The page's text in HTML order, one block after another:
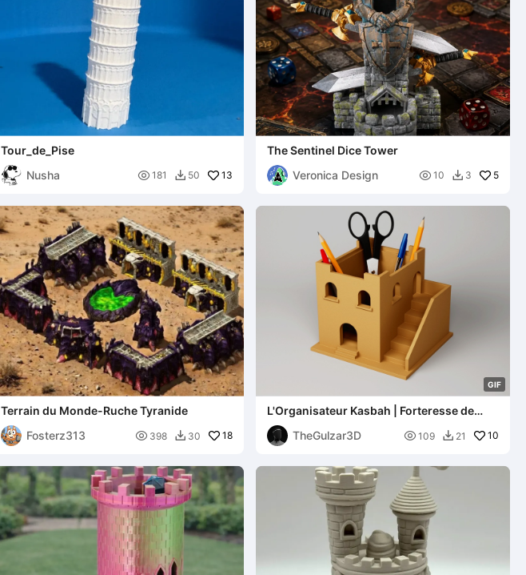
Tour_de_Pise
Nusha
 181  50 13
The Sentinel Dice Tower
Veronica Design
 10  3 5
Terrain du Monde-Ruche Tyranide
Fosterz313
 398  30 18
GIF
L'Organisateur Kasbah | Forteresse de
Papeterie
TheGulzar3D
 109  21 10